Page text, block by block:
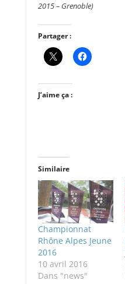
2015 – Grenoble)
Partager :
J’aime ça :
Similaire
Championnat
Rhône Alpes Jeune
2016
10 avril 2016
Dans "news"